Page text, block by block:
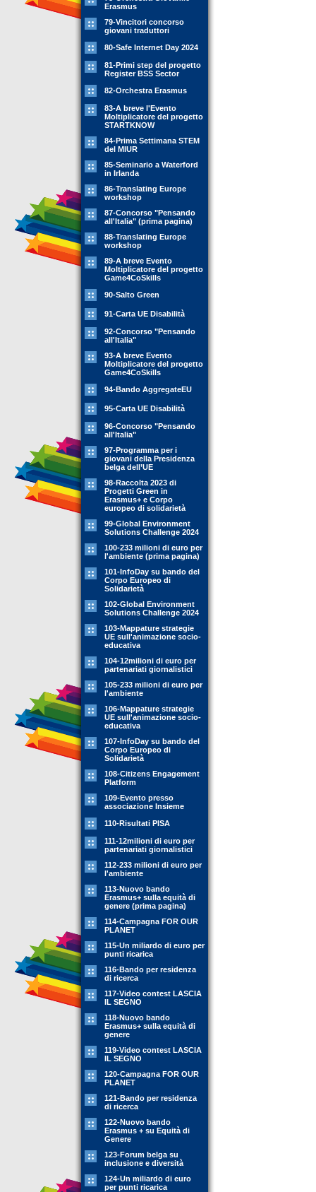
Erasmus
79-Vincitori concorso
giovani traduttori
80-Safe Internet Day 2024
81-Primi step del progetto
Register BSS Sector
82-Orchestra Erasmus
83-A breve l'Evento
Moltiplicatore del progetto
STARTKNOW
84-Prima Settimana STEM
del MIUR
85-Seminario a Waterford
in Irlanda
86-Translating Europe
workshop
87-Concorso "Pensando
all'Italia" (prima pagina)
88-Translating Europe
workshop
89-A breve Evento
Moltiplicatore del progetto
Game4CoSkills
90-Salto Green
91-Carta UE Disabilità
92-Concorso "Pensando
all'Italia"
93-A breve Evento
Moltiplicatore del progetto
Game4CoSkills
94-Bando AggregateEU
95-Carta UE Disabilità
96-Concorso "Pensando
all'Italia"
97-Programma per i
giovani della Presidenza
belga dell’UE
98-Raccolta 2023 di
Progetti Green in
Erasmus+ e Corpo
europeo di solidarietà
99-Global Environment
Solutions Challenge 2024
100-233 milioni di euro per
l'ambiente (prima pagina)
101-InfoDay su bando del
Corpo Europeo di
Solidarietà
102-Global Environment
Solutions Challenge 2024
103-Mappature strategie
UE sull'animazione socio-
educativa
104-12milioni di euro per
partenariati giornalistici
105-233 milioni di euro per
l'ambiente
106-Mappature strategie
UE sull'animazione socio-
educativa
107-InfoDay su bando del
Corpo Europeo di
Solidarietà
108-Citizens Engagement
Platform
109-Evento presso
associazione Insieme
110-Risultati PISA
111-12milioni di euro per
partenariati giornalistici
112-233 milioni di euro per
l'ambiente
113-Nuovo bando
Erasmus+ sulla equità di
genere (prima pagina)
114-Campagna FOR OUR
PLANET
115-Un miliardo di euro per
punti ricarica
116-Bando per residenza
di ricerca
117-Video contest LASCIA
IL SEGNO
118-Nuovo bando
Erasmus+ sulla equità di
genere
119-Video contest LASCIA
IL SEGNO
120-Campagna FOR OUR
PLANET
121-Bando per residenza
di ricerca
122-Nuovo bando
Erasmus + su Equità di
Genere
123-Forum belga su
inclusione e diversità
124-Un miliardo di euro
per punti ricarica